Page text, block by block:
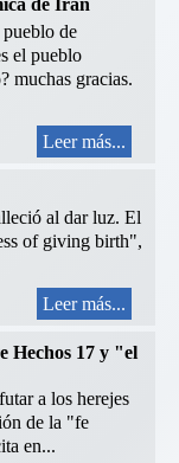
de
el pueblo
muchas gracias.
Leer más...
al dar luz. El
of giving birth",
Leer más...
Hechos 17 y "el
a los herejes
de la "fe
en...